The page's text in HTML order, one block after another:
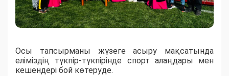
Осы тапсырманы жүзеге асыру мақсатында
еліміздің түкпір-түкпірінде спорт алаңдары мен
кешендері бой көтеруде.